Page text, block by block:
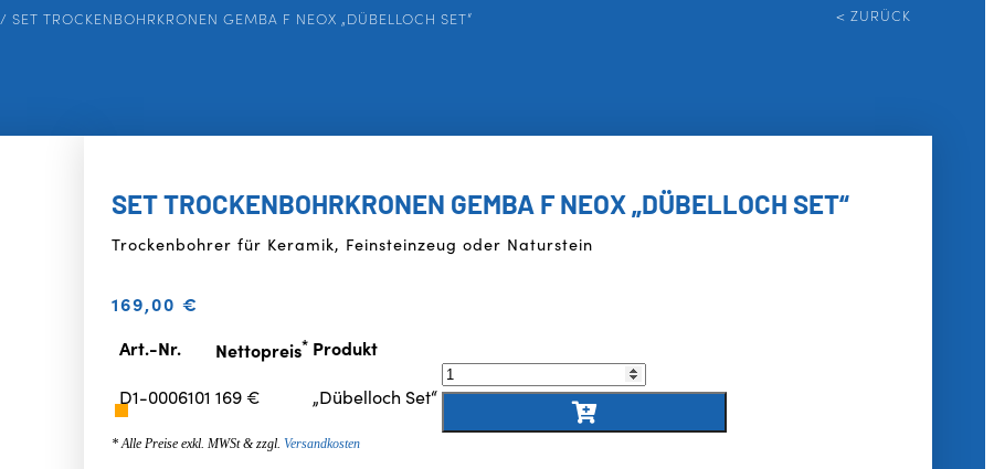
/ SET TROCKENBOHRKRONEN GEMBA F NEOX „DÜBELLOCH SET“ < ZURÜCK
SET TROCKENBOHRKRONEN GEMBA F NEOX „DÜBELLOCH SET“
Trockenbohrer für Keramik, Feinsteinzeug oder Naturstein
169,00 €
Art.-Nr.
Nettopreis* Produkt
D1-0006101 169 € „Dübelloch Set“
* Alle Preise exkl. MWSt & zzgl. Versandkosten